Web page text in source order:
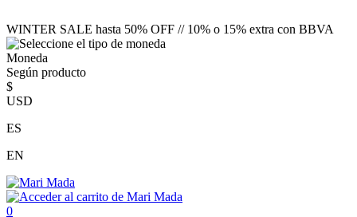
WINTER SALE hasta 50% OFF // 10% o 15% extra con BBVA
Moneda
Según producto
$
USD
ES
EN
0